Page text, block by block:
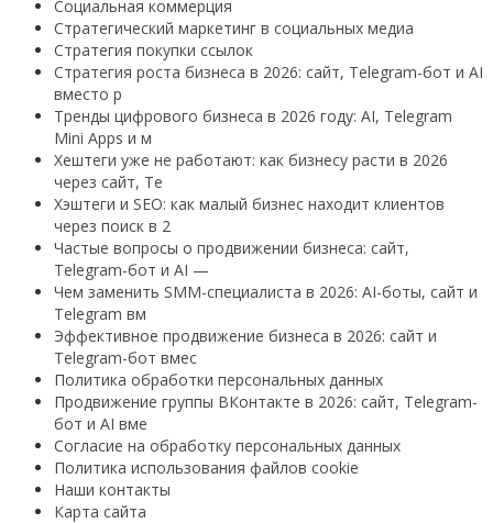
Социальная коммерция
Стратегический маркетинг в социальных медиа
Стратегия покупки ссылок
Стратегия роста бизнеса в 2026: сайт, Telegram-бот и AI
вместо р
Тренды цифрового бизнеса в 2026 году: AI, Telegram
Mini Apps и м
Хештеги уже не работают: как бизнесу расти в 2026
через сайт, Te
Хэштеги и SEO: как малый бизнес находит клиентов
через поиск в 2
Частые вопросы о продвижении бизнеса: сайт,
Telegram-бот и AI —
Чем заменить SMM-специалиста в 2026: AI-боты, сайт и
Telegram вм
Эффективное продвижение бизнеса в 2026: сайт и
Telegram-бот вмес
Политика обработки персональных данных
Продвижение группы ВКонтакте в 2026: сайт, Telegram-
бот и AI вме
Согласие на обработку персональных данных
Политика использования файлов cookie
Наши контакты
Карта сайта